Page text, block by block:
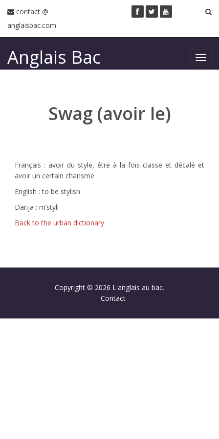
contact @
anglaisbac.com
Anglais Bac
Swag (avoir le)
Français : avoir du style, être à la fois classe et décalé et
avoir un certain charisme
English : to be stylish
Darija : m’styli
Back to the urban dictionary
Copyright © 2026 L'anglais au bac.
Contact